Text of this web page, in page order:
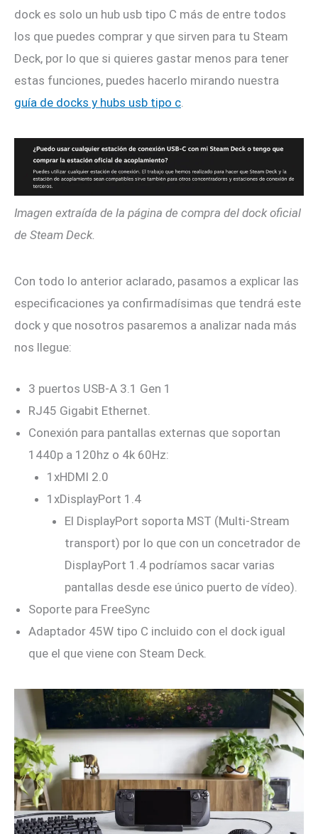
dock es solo un hub usb tipo C más de entre todos
los que puedes comprar y que sirven para tu Steam
Deck, por lo que si quieres gastar menos para tener
estas funciones, puedes hacerlo mirando nuestra
guía de docks y hubs usb tipo c
Imagen extraída de la página de compra del dock oficial
de Steam Deck.
Con todo lo anterior aclarado, pasamos a explicar las
especificaciones ya confirmadísimas que tendrá este
dock y que nosotros pasaremos a analizar nada más
nos llegue:
3 puertos USB-A 3.1 Gen 1
RJ45 Gigabit Ethernet.
Conexión para pantallas externas que soportan
1440p a 120hz o 4k 60Hz:
1xHDMI 2.0
1xDisplayPort 1.4
El DisplayPort soporta MST (Multi-Stream
transport) por lo que con un concetrador de
DisplayPort 1.4 podríamos sacar varias
pantallas desde ese único puerto de vídeo).
Soporte para FreeSync
Adaptador 45W tipo C incluido con el dock igual
que el que viene con Steam Deck.